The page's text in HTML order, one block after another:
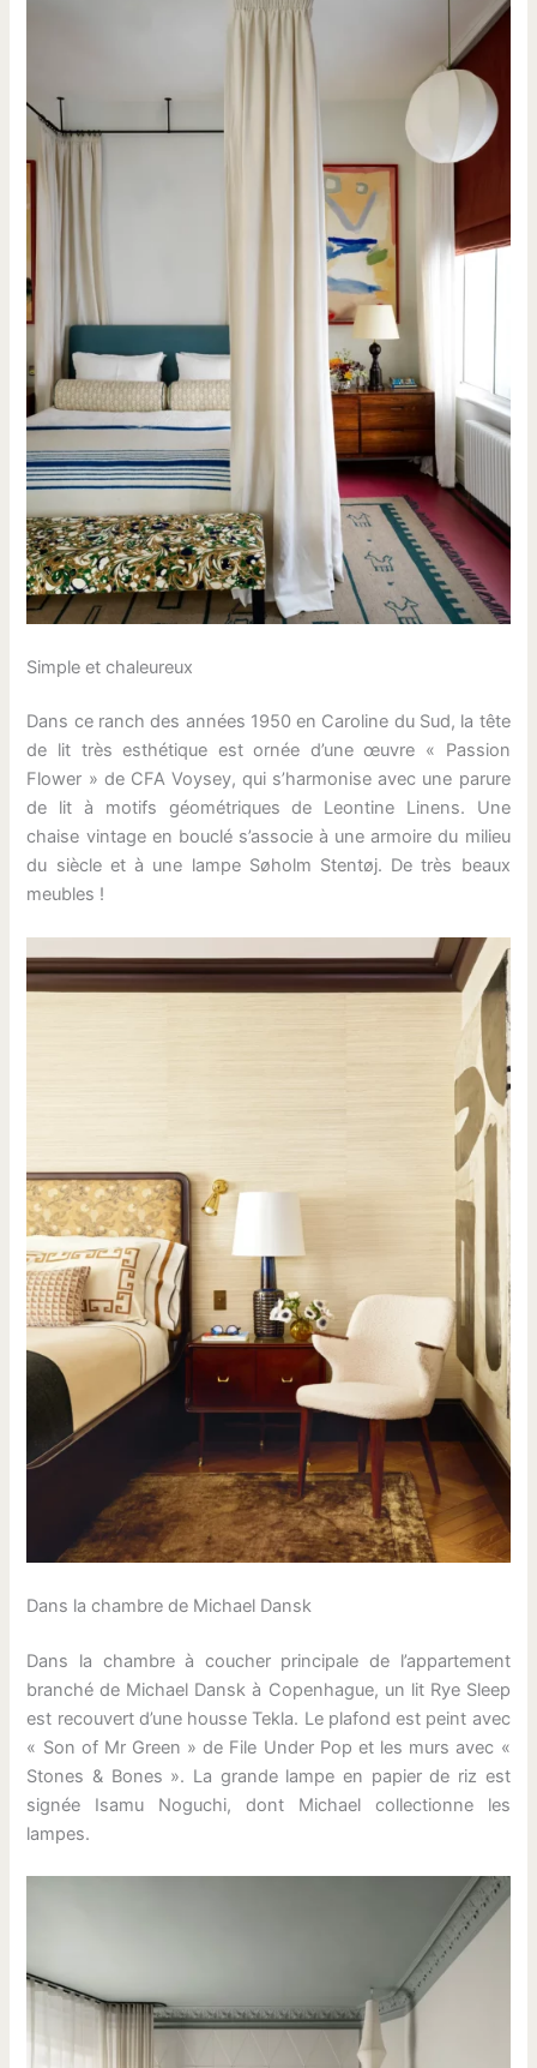
Simple et chaleureux
Dans ce ranch des années 1950 en Caroline du Sud, la tête
de lit très esthétique est ornée d’une œuvre « Passion
Flower » de CFA Voysey, qui s’harmonise avec une parure
de lit à motifs géométriques de Leontine Linens. Une
chaise vintage en bouclé s’associe à une armoire du milieu
du siècle et à une lampe Søholm Stentøj. De très beaux
meubles !
Dans la chambre de Michael Dansk
Dans la chambre à coucher principale de l’appartement
branché de Michael Dansk à Copenhague, un lit Rye Sleep
est recouvert d’une housse Tekla. Le plafond est peint avec
« Son of Mr Green » de File Under Pop et les murs avec «
Stones & Bones ». La grande lampe en papier de riz est
signée Isamu Noguchi, dont Michael collectionne les
lampes.